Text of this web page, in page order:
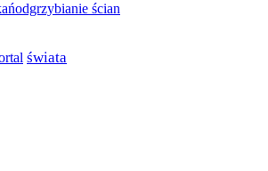
odgrzybianie ścian
świata